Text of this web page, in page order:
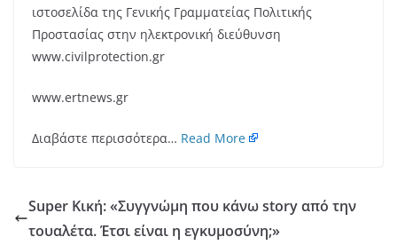
ιστοσελίδα της Γενικής Γραμματείας Πολιτικής
Προστασίας στην ηλεκτρονική διεύθυνση
www.civilprotection.gr
www.ertnews.gr
Διαβάστε περισσότερα… Read More
Super Κική: «Συγγνώμη που κάνω story από την
τουαλέτα. Έτσι είναι η εγκυμοσύνη;»